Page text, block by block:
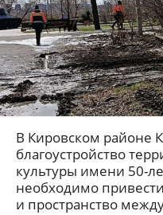
В Кировском районе
благоустройство
культуры имени 50-
необходимо
и пространство